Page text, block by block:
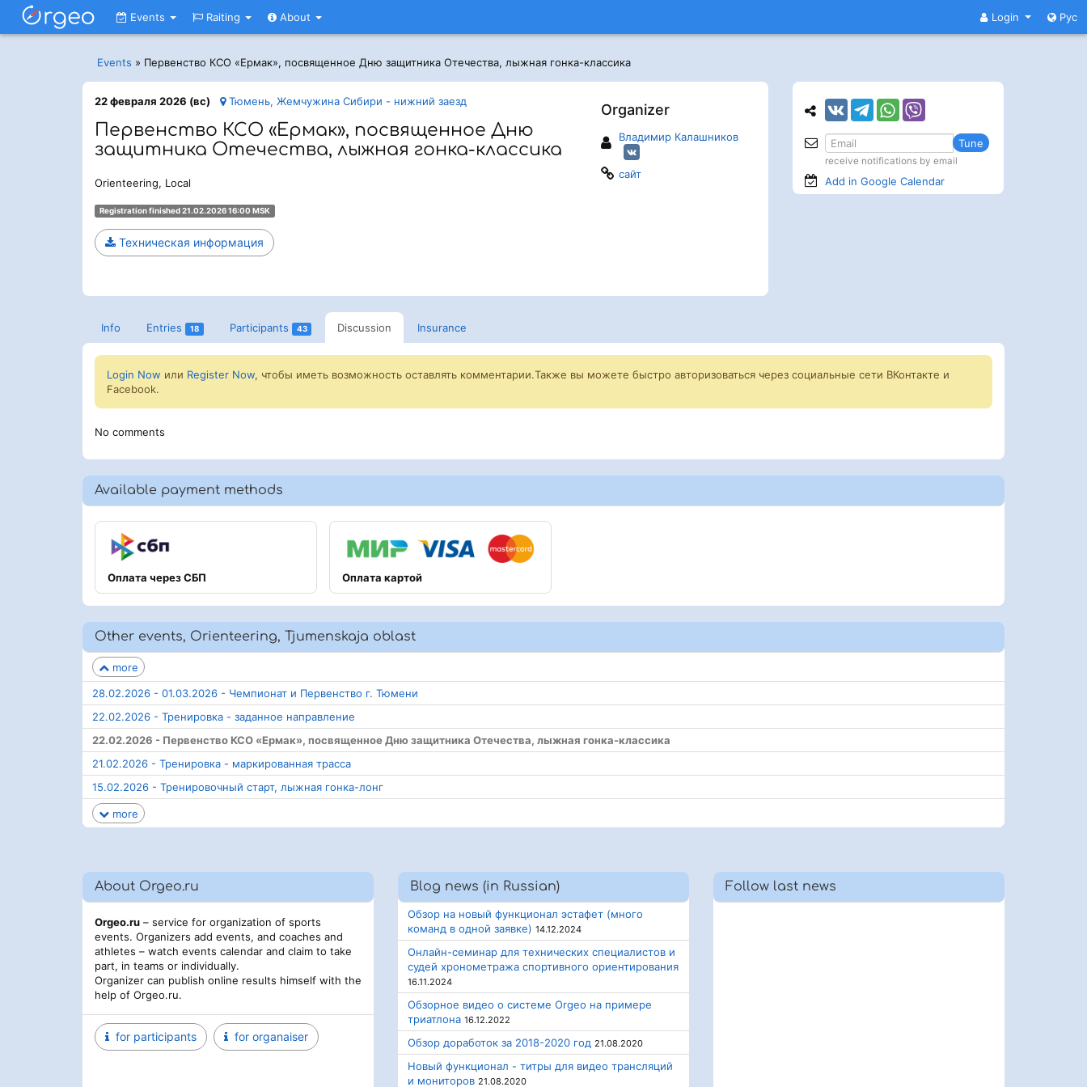
Login Рус
Events Raiting About
Events » Первенство КСО «Ермак», посвященное Дню защитника Отечества, лыжная гонка-классика
Organizer
Владимир Калашников
сайт
22 февраля 2026 (вс) Тюмень, Жемчужина Сибири - нижний заезд
Первенство КСО «Ермак», посвященное Дню
защитника Отечества, лыжная гонка-классика
Orienteering, Local
Registration finished 21.02.2026 16:00 MSK
Техническая информация
Info Entries 18 Participants 43 Discussion Insurance
Login Now или Register Now, чтобы иметь возможность оставлять комментарии.Также вы можете быстро авторизоваться через социальные сети ВКонтакте и
Facebook.
No comments
Available payment methods
Оплата через СБП Оплата картой
Other events, Orienteering, Tjumenskaja oblast
more
28.02.2026 - 01.03.2026 - Чемпионат и Первенство г. Тюмени
22.02.2026 - Тренировка - заданное направление
22.02.2026 - Первенство КСО «Ермак», посвященное Дню защитника Отечества, лыжная гонка-классика
21.02.2026 - Тренировка - маркированная трасса
15.02.2026 - Тренировочный старт, лыжная гонка-лонг
more
Tune
receive notifications by email
Add in Google Calendar
About Orgeo.ru
Orgeo.ru – service for organization of sports
events. Organizers add events, and coaches and
athletes – watch events calendar and claim to take
part, in teams or individually.
Organizer can publish online results himself with the
help of Orgeo.ru.
for participants for organaiser
Blog news (in Russian)
Обзор на новый функционал эстафет (много
команд в одной заявке) 14.12.2024
Онлайн-семинар для технических специалистов и
судей хронометража спортивного ориентирования
16.11.2024
Обзорное видео о системе Orgeo на примере
триатлона 16.12.2022
Обзор доработок за 2018-2020 год 21.08.2020
Новый функционал - титры для видео трансляций
и мониторов 21.08.2020
Follow last news